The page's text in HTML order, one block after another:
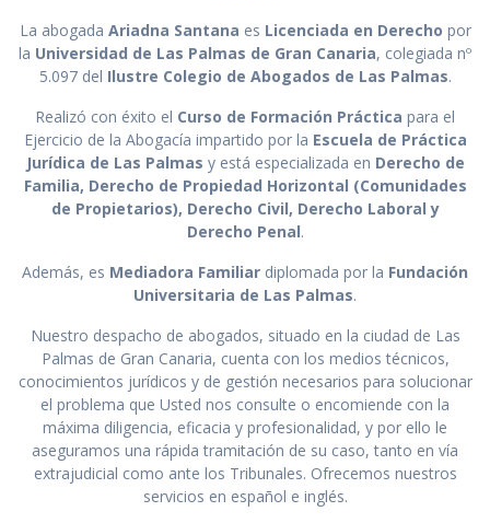
La abogada Ariadna Santana es Licenciada en Derecho por
la Universidad de Las Palmas de Gran Canaria, colegiada nº
5.097 del Ilustre Colegio de Abogados de Las Palmas.
Realizó con éxito el Curso de Formación Práctica para el
Ejercicio de la Abogacía impartido por la Escuela de Práctica
Jurídica de Las Palmas y está especializada en Derecho de
Familia, Derecho de Propiedad Horizontal (Comunidades
de Propietarios), Derecho Civil, Derecho Laboral y
Derecho Penal.
Además, es Mediadora Familiar diplomada por la Fundación
Universitaria de Las Palmas.
Nuestro despacho de abogados, situado en la ciudad de Las
Palmas de Gran Canaria, cuenta con los medios técnicos,
conocimientos jurídicos y de gestión necesarios para solucionar
el problema que Usted nos consulte o encomiende con la
máxima diligencia, eficacia y profesionalidad, y por ello le
aseguramos una rápida tramitación de su caso, tanto en vía
extrajudicial como ante los Tribunales. Ofrecemos nuestros
servicios en español e inglés.